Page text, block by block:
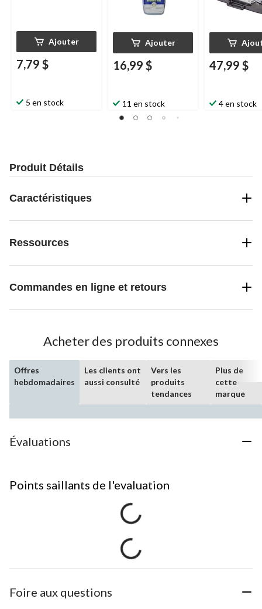
Ajouter
7,79 $
5 en stock
Ajouter
16,99 $
11 en stock
47,99 $
4 en stock
Produit Détails
Caractéristiques
Ressources
Commandes en ligne et retours
Acheter des produits connexes
Offres
hebdomadaires
Les clients ont
aussi consulté
Vers les
produits
tendances
Plus de
cette
marque
Évaluations
Points saillants de l'evaluation
Foire aux questions